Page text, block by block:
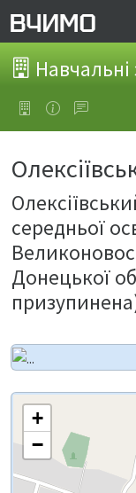
середньої
Донецької
+
−